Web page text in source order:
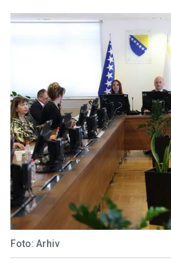
Foto: Arhiv